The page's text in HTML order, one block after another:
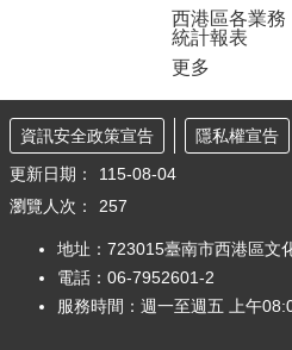
西港區各業務
統計報表
更多
資訊安全政策宣告 隱私權宣告
更新日期：
115-08-04
瀏覽人次：
257
地址：723015臺南市西港區文
電話：06-7952601-2
服務時間：週一至週五 上午